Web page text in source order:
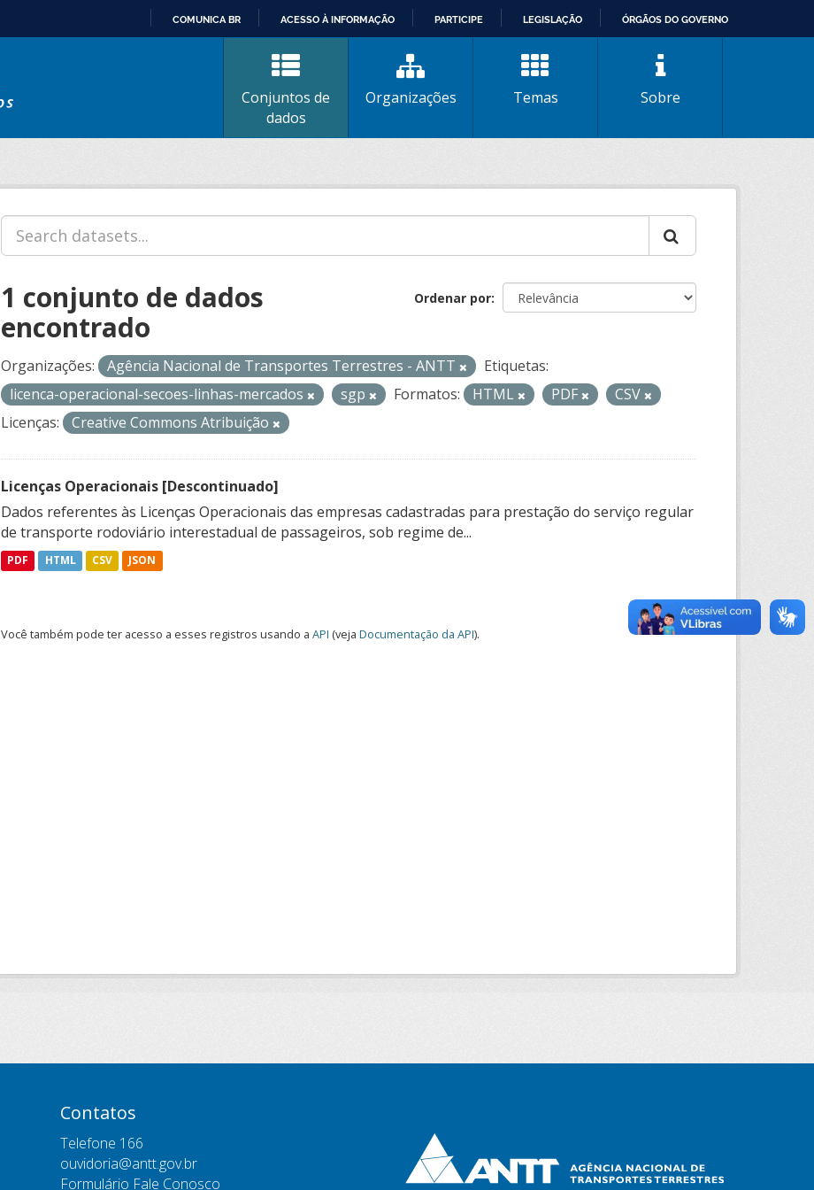
CONTEÚDO
COMUNICA BR ACESSO À INFORMAÇÃO PARTICIPE LEGISLAÇÃO ÓRGÃOS DO GOVERNO
Conjuntos de
dados
Organizações Temas Sobre
Ordenar por
1 conjunto de dados
encontrado
Organizações: Agência Nacional de Transportes Terrestres - ANTT
Etiquetas:
licenca-operacional-secoes-linhas-mercados
sgp Formatos: HTML PDF
CSV
Licenças:
Creative Commons Atribuição
Licenças Operacionais [Descontinuado]
Dados referentes às Licenças Operacionais das empresas cadastradas para prestação do serviço regular
de transporte rodoviário interestadual de passageiros, sob regime de...
PDF HTML CSV JSON
Você também pode ter acesso a esses registros usando a API (veja Documentação da API).
Contatos
Telefone 166
ouvidoria@antt.gov.br
Formulário Fale Conosco